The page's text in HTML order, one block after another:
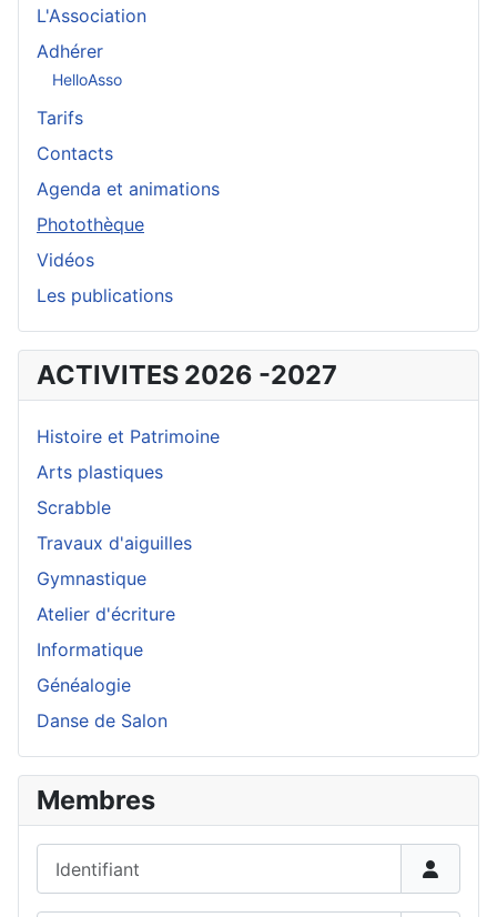
L'Association
Adhérer
HelloAsso
Tarifs
Contacts
Agenda et animations
Photothèque
Vidéos
Les publications
ACTIVITES 2026 -2027
Histoire et Patrimoine
Arts plastiques
Scrabble
Travaux d'aiguilles
Gymnastique
Atelier d'écriture
Informatique
Généalogie
Danse de Salon
Membres